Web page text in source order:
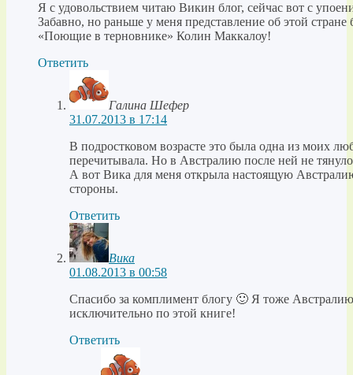
Я с удовольствием читаю Викин блог, сейчас вот с
Забавно, но раньше у меня представление об этой
«Поющие в терновнике» Колин Маккалоу!
Ответить
Галина Шефер
31.07.2013 в 17:14
В подростковом возрасте это была одна из моих
перечитывала. Но в Австралию после ней не
А вот Вика для меня открыла настоящую
стороны.
Ответить
Вика
01.08.2013 в 00:58
Спасибо за комплимент блогу 🙂 Я тоже Австралию
исключительно по этой книге!
Ответить